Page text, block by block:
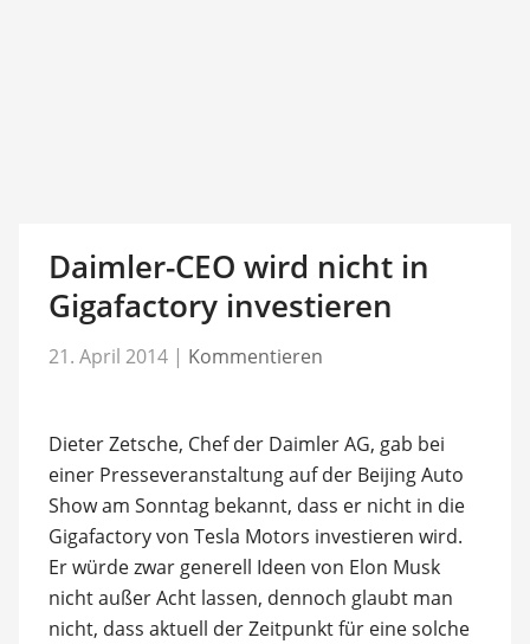
Daimler-CEO wird nicht in
Gigafactory investieren
21. April 2014 | Kommentieren
Dieter Zetsche, Chef der Daimler AG, gab bei
einer Presseveranstaltung auf der Beijing Auto
Show am Sonntag bekannt, dass er nicht in die
Gigafactory von Tesla Motors investieren wird.
Er würde zwar generell Ideen von Elon Musk
nicht außer Acht lassen, dennoch glaubt man
nicht, dass aktuell der Zeitpunkt für eine solche